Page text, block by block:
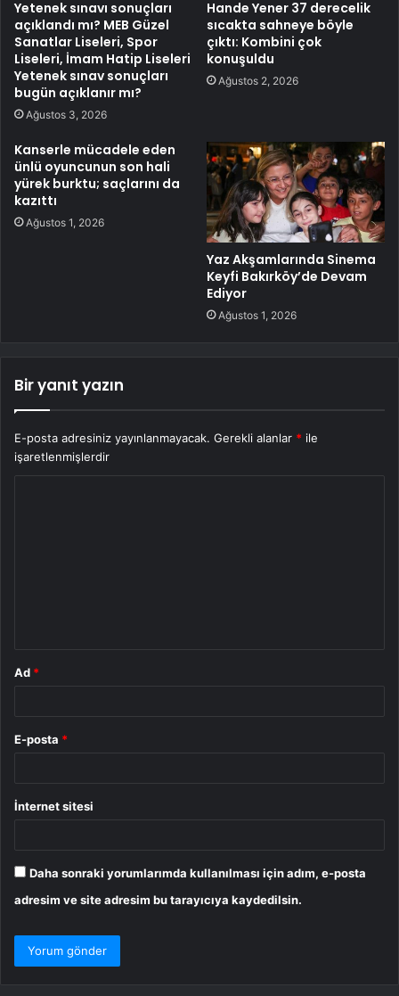
Yetenek sınavı sonuçları
açıklandı mı? MEB Güzel
Sanatlar Liseleri, Spor
Liseleri, İmam Hatip Liseleri
Yetenek sınav sonuçları
bugün açıklanır mı?
Ağustos 3, 2026
Hande Yener 37 derecelik
sıcakta sahneye böyle
çıktı: Kombini çok
konuşuldu
Ağustos 2, 2026
Kanserle mücadele eden
ünlü oyuncunun son hali
yürek burktu; saçlarını da
kazıttı
Ağustos 1, 2026
Yaz Akşamlarında Sinema
Keyfi Bakırköy’de Devam
Ediyor
Ağustos 1, 2026
Bir yanıt yazın
E-posta adresiniz yayınlanmayacak. Gerekli alanlar * ile
işaretlenmişlerdir
Ad *
E-posta *
İnternet sitesi
Daha sonraki yorumlarımda kullanılması için adım, e-posta
adresim ve site adresim bu tarayıcıya kaydedilsin.